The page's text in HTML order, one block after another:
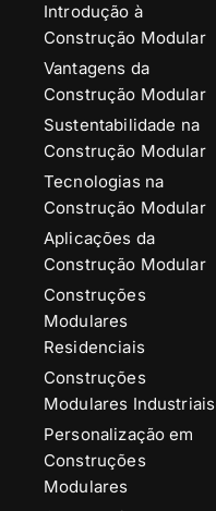
Introdução à
Construção Modular
Vantagens da
Construção Modular
Sustentabilidade na
Construção Modular
Tecnologias na
Construção Modular
Aplicações da
Construção Modular
Construções
Modulares
Residenciais
Construções
Modulares Industriais
Personalização em
Construções
Modulares